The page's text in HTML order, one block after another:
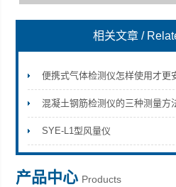
深圳市深博瑞仪器仪表有限公司
相关文章 /
便携式气体检测仪怎样使用才更
混凝土钢筋检测仪的三种测量方
SYE-L1型风量仪
产品中心 Products